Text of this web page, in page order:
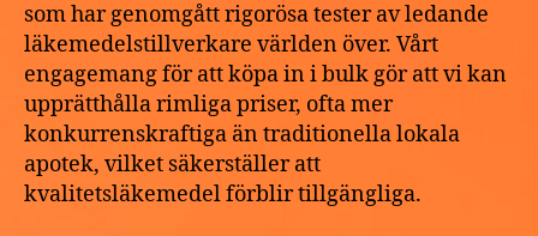
som har genomgått rigorösa tester av ledande
läkemedelstillverkare världen över. Vårt
engagemang för att köpa in i bulk gör att vi kan
upprätthålla rimliga priser, ofta mer
konkurrenskraftiga än traditionella lokala
apotek, vilket säkerställer att
kvalitetsläkemedel förblir tillgängliga.